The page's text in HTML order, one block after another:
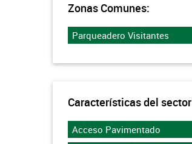
Zonas Comunes:
Parqueadero Visitantes
Características del sector
Acceso Pavimentado